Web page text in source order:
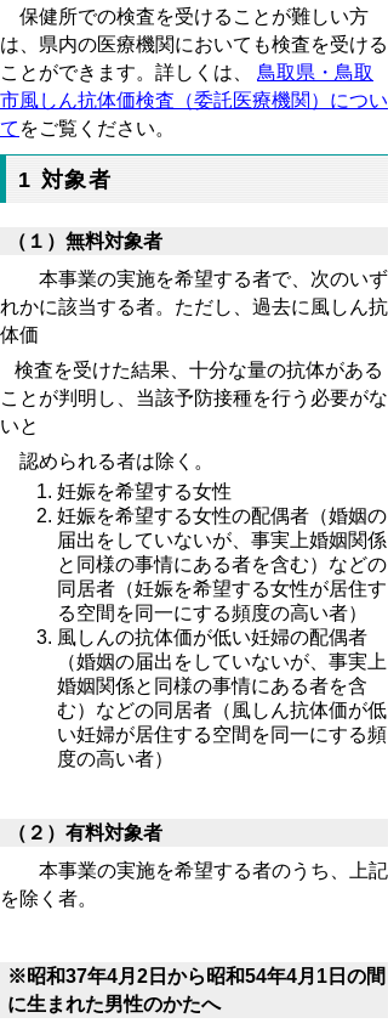
保健所での検査を受けることが難しい方
は、県内の医療機関においても検査を受ける
ことができます。詳しくは、 鳥取県・鳥取
市風しん抗体価検査（委託医療機関）につい
て をご覧ください。
1 対象者
（１）無料対象者
本事業の実施を希望する者で、次のいず
れかに該当する者。ただし、過去に風しん抗
体価
検査を受けた結果、十分な量の抗体がある
ことが判明し、当該予防接種を行う必要がな
いと
認められる者は除く。
妊娠を希望する女性
妊娠を希望する女性の配偶者（婚姻の
届出をしていないが、事実上婚姻関係
と同様の事情にある者を含む）などの
同居者（妊娠を希望する女性が居住す
る空間を同一にする頻度の高い者）
風しんの抗体価が低い妊婦の配偶者
（婚姻の届出をしていないが、事実上
婚姻関係と同様の事情にある者を含
む）などの同居者（風しん抗体価が低
い妊婦が居住する空間を同一にする頻
度の高い者）
（２）有料対象者
本事業の実施を希望する者のうち、上記
を除く者。
※昭和37年4月2日から昭和54年4月1日の間
に生まれた男性のかたへ